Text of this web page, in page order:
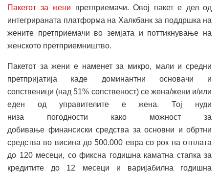
Пакетот за жени претприемачи. Овој пакет е дел од
интегрираната платформа на Халкбанк за поддршка на
жените претприемачи во земјата и поттикнување на
женското претприемништво.
Пакетот за жени е наменет за микро, мали и средни
претпријатија каде доминантни основачи и
сопственици (над 51% сопственост) се жена/жени и/или
еден од управителите е жена. Тој нуди
низа погодности како можност за
добивање финансиски средства за основни и обртни
средства во висина до 500.000 евра со рок на отплата
до 120 месеци, со фиксна годишна каматна стапка за
кредитите до 12 месеци и варијабилна годишна